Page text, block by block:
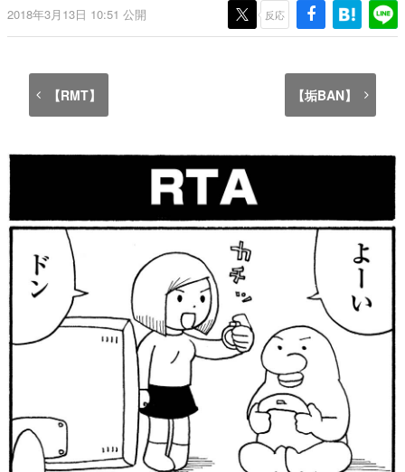
連載・特集一覧
ど。多くの人々に読まれた、電ファミ渾身の“殿堂入り”記
聞きし、ヒットする企画（ゲーム）とは何か？を探ってい
の形をした短編ホラー小説集です。
新世代に訊く
これからのデジタルゲーム市場を担う若きクリエイター達
の姿を追い、彼らのルーツと情熱を探っていきます。
ゲーム世代の作家たち
ゲームに多大な影響を受けた作家さんに取材し、ゲームが
日本のコンテンツ産業やカルチャーに与えた影響を探る企
画です。
日本モバイルゲーム産業史
日本のモバイルゲーム史における主要なトピック・タイト
ルを網羅するほか、開発者へのインタビューや識者による
解説を掲載。約20年の歴史が一望できる決定版！
2018年3月13日 10:51 公開 反応
【RMT】 【垢BAN】